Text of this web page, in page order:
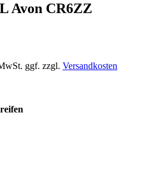
Avon CR6ZZ
ggf. zzgl. Versandkosten